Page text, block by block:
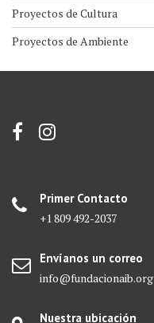
Proyectos de Cultura
Proyectos de Ambiente
Primer Contacto
+1 809 492-2037
Envíanos un correo
info@fundacionaib.org
Nuestra ubicación